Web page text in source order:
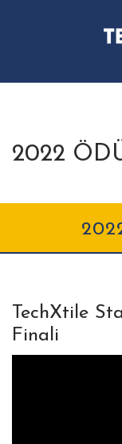
2022
TechXtile
Finali